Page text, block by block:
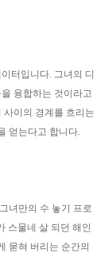
터입니다. 그녀의 디
융합하는 것이라고
이의 경계를 흐리는
얻는다고 합니다.
녀만의 수 놓기 프로
스물네 살 되던 해인
묻혀 버리는 순간의